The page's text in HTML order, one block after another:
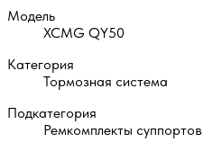
Модель
XCMG QY50
Категория
Тормозная система
Подкатегория
Ремкомплекты суппортов